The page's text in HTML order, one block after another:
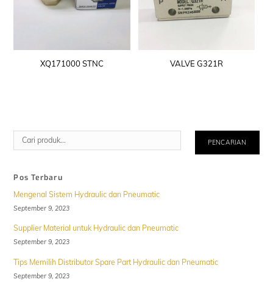
XQ171000 STNC VALVE G321R
Cari
PENCARIAN
Pos Terbaru
Mengenal Sistem Hydraulic dan Pneumatic
September 9, 2023
Supplier Material untuk Hydraulic dan Pneumatic
September 9, 2023
Tips Memilih Distributor Spare Part Hydraulic dan Pneumatic
September 9, 2023